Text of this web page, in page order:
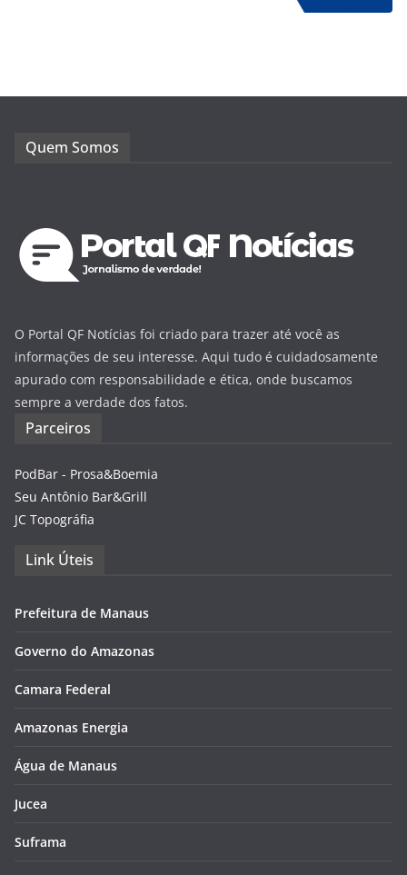
Quem Somos
O Portal QF Notícias foi criado para trazer até você as
informações de seu interesse. Aqui tudo é cuidadosamente
apurado com responsabilidade e ética, onde buscamos
sempre a verdade dos fatos.
Parceiros
PodBar - Prosa&Boemia
Seu Antônio Bar&Grill
JC Topográfia
Link Úteis
Prefeitura de Manaus
Governo do Amazonas
Camara Federal
Amazonas Energia
Água de Manaus
Jucea
Suframa